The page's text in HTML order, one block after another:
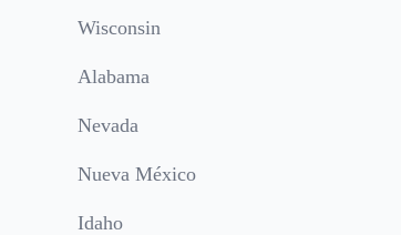
Wisconsin
Alabama
Nevada
Nueva México
Idaho